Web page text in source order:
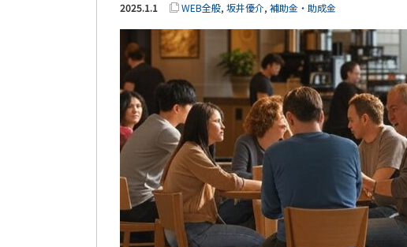
2025.1.1 WEB全般, 坂井優介, 補助金・助成金